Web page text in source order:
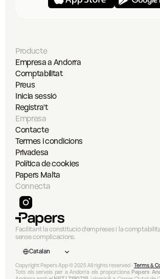
Facilitant la constitució d'empreses i la
sense complicacions.
Catalan
Copyright Papers App © 2025 All rights reserved • Terms &
Producte
Empresa a Andorra
Comptabilitat
Preus
Inicia sessió
Registra't
Empresa
Contacte
Termes i condicions
Privadesa
Política de cookies
Papers Malta
Connecta
Tots els serveis per a Andorra els proporciona Papers